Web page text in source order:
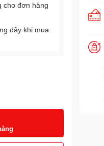
cho đơn hàng
dây khi mua